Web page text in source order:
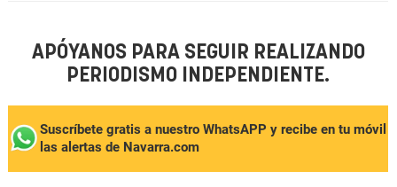
APÓYANOS PARA SEGUIR REALIZANDO
PERIODISMO INDEPENDIENTE.
Suscríbete gratis a nuestro WhatsAPP y recibe en tu móvil
las alertas de Navarra.com